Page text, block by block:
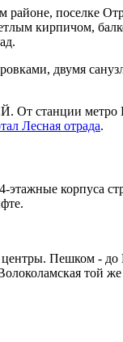
районе, поселке
кирпичом,
двумя
От станции
Лесная отрада.
корпуса
Пешком - до
той